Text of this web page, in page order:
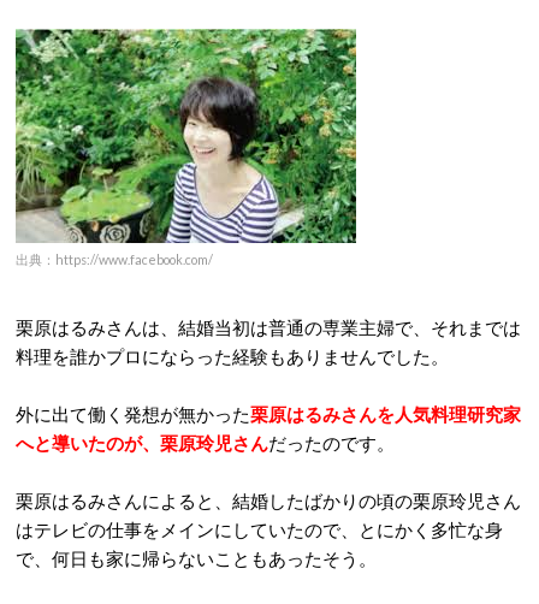
出典：https://www.facebook.com/
栗原はるみさんは、結婚当初は普通の専業主婦で、それまでは
料理を誰かプロにならった経験もありませんでした。
外に出て働く発想が無かった栗原はるみさんを人気料理研究家
へと導いたのが、栗原玲児さんだったのです。
栗原はるみさんによると、結婚したばかりの頃の栗原玲児さん
はテレビの仕事をメインにしていたので、とにかく多忙な身
で、何日も家に帰らないこともあったそう。